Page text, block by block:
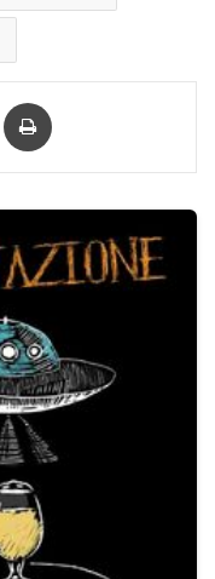
Condividi via mail